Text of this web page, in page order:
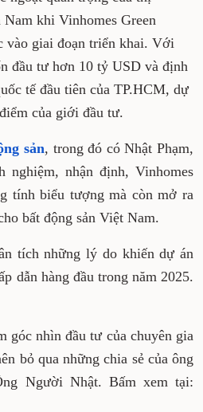
ngoặt quan trọng của
phía Nam khi
chính thức bước vào
và định vị trở thành
tiên của TP.HCM, dự án
điểm của giới đầu tư.
gia 15 năm kinh nghiệm,
Cần Giờ không chỉ mang
còn mở ra chu kỳ tăng
sản Việt Nam.
phân tích những lý do
thành lựa chọn hấp dẫn